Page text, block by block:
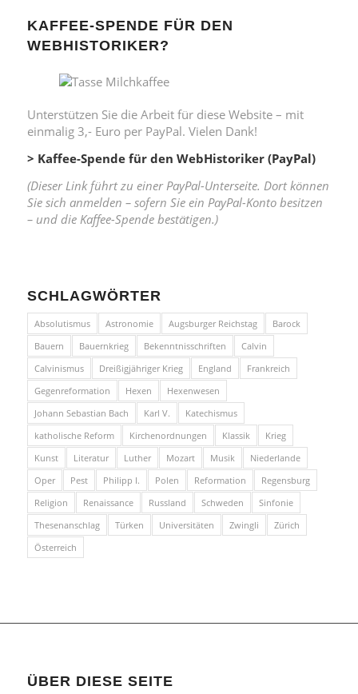
KAFFEE-SPENDE FÜR DEN
WEBHISTORIKER?
Unterstützen Sie die Arbeit für diese Website – mit
einmalig 3,- Euro per PayPal. Vielen Dank!
> Kaffee-Spende für den WebHistoriker (PayPal)
(Dieser Link führt zu einer PayPal-Unterseite. Dort können
Sie sich anmelden – sofern Sie ein PayPal-Konto besitzen
– und die Kaffee-Spende bestätigen.)
SCHLAGWÖRTER
Absolutismus Astronomie Augsburger Reichstag
Barock
Bauern
Bauernkrieg Bekenntnisschriften
Calvin
Calvinismus
Dreißigjähriger Krieg England
Frankreich
Gegenreformation
Hexen
Hexenwesen
Johann Sebastian Bach
Karl V.
Katechismus
katholische Reform
Kirchenordnungen Klassik
Krieg
Kunst
Literatur Luther Mozart Musik
Niederlande
Oper
Pest Philipp I. Polen Reformation
Regensburg
Religion
Renaissance Russland Schweden
Sinfonie
Thesenanschlag
Türken Universitäten Zwingli
Zürich
Österreich
ÜBER DIESE SEITE